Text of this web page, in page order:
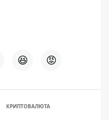
😆 😡
КРИПТОВАЛЮТА